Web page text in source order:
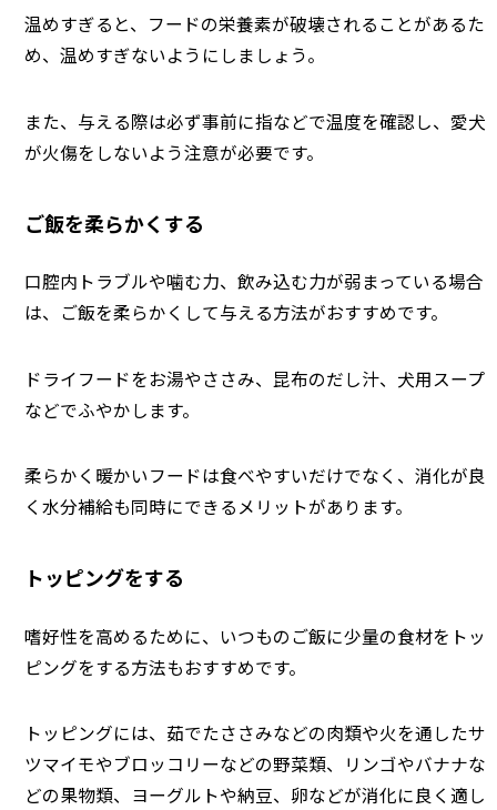
温めすぎると、フードの栄養素が破壊されることがあるた
め、温めすぎないようにしましょう。
また、与える際は必ず事前に指などで温度を確認し、愛犬
が火傷をしないよう注意が必要です。
ご飯を柔らかくする
口腔内トラブルや噛む力、飲み込む力が弱まっている場合
は、ご飯を柔らかくして与える方法がおすすめです。
ドライフードをお湯やささみ、昆布のだし汁、犬用スープ
などでふやかします。
柔らかく暖かいフードは食べやすいだけでなく、消化が良
く水分補給も同時にできるメリットがあります。
トッピングをする
嗜好性を高めるために、いつものご飯に少量の食材をトッ
ピングをする方法もおすすめです。
トッピングには、茹でたささみなどの肉類や火を通したサ
ツマイモやブロッコリーなどの野菜類、リンゴやバナナな
どの果物類、ヨーグルトや納豆、卵などが消化に良く適し